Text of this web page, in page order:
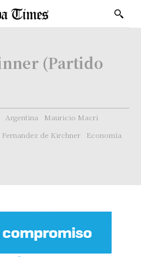
(Partido
Argentina
Mauricio Macri
de Kirchner
Economía